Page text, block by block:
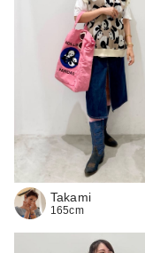
Takami
165cm